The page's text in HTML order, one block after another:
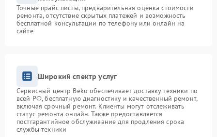
Точные прайс-листы, предварительная оценка стоимости
ремонта, отсутствие скрытых платежей и возможность
бесплатной консультации по телефону или онлайн на
сайте
Широкий спектр услуг
Сервисный центр Beko обеспечивает доставку техники по
всей РФ, бесплатную диагностику и качественный ремонт,
включая срочный ремонт. Клиенты могут отслеживать
статус ремонта онлайн. Также предоставляется
постгарантийное обслуживание для продления срока
службы техники